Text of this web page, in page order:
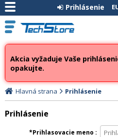
Prihlásenie
Akcia vyžaduje Vaše
opakujte.
Hlavná strana Prihlásenie
Prihlásenie
Prihlasovacie meno